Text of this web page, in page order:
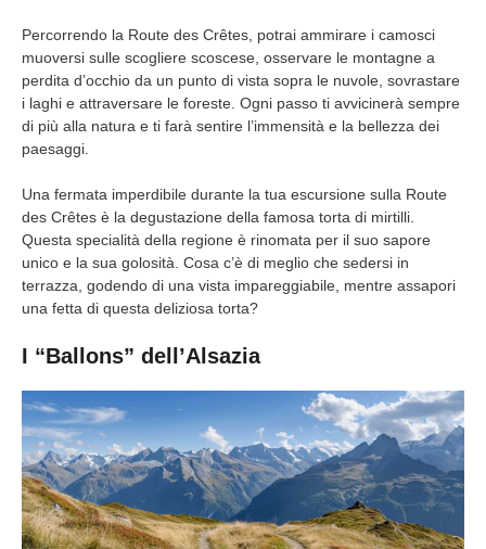
Percorrendo la Route des Crêtes, potrai ammirare i camosci
muoversi sulle scogliere scoscese, osservare le montagne a
perdita d’occhio da un punto di vista sopra le nuvole, sovrastare
i laghi e attraversare le foreste. Ogni passo ti avvicinerà sempre
di più alla natura e ti farà sentire l’immensità e la bellezza dei
paesaggi.
Una fermata imperdibile durante la tua escursione sulla Route
des Crêtes è la degustazione della famosa torta di mirtilli.
Questa specialità della regione è rinomata per il suo sapore
unico e la sua golosità. Cosa c’è di meglio che sedersi in
terrazza, godendo di una vista impareggiabile, mentre assapori
una fetta di questa deliziosa torta?
I “Ballons” dell’Alsazia